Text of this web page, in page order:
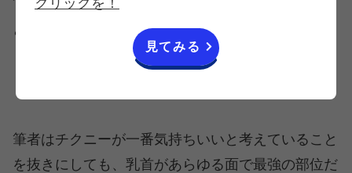
どんな人に向いていない？
→向いていない人は居ないと思います。
筆者はチクニーが一番気持ちいいと考えていること
を抜きにしても、乳首があらゆる面で最強の部位だ
見てみる